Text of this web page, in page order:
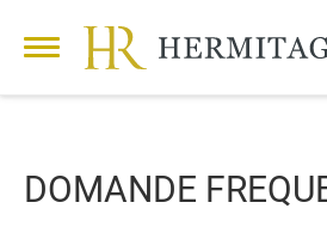
DOMANDE